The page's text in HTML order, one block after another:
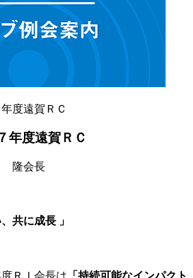
年度遠賀ＲＣ
隆会長
共に成長 」
ＲＩ会長は 「持続可能なインパクト